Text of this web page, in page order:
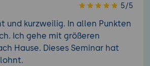
5/5
und kurzweilig. In allen Punkten
Ich gehe mit größeren
Hause. Dieses Seminar hat